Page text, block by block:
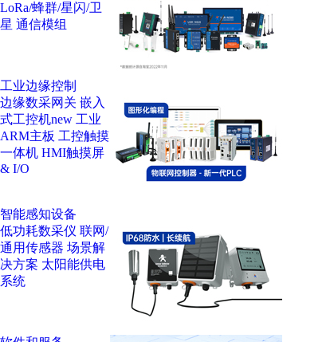
LoRa/蜂群/星闪/卫
星 通信模组
工业边缘控制
边缘数采网关 嵌入
式工控机new 工业
ARM主板 工控触摸
一体机 HMI触摸屏
& I/O
智能感知设备
低功耗数采仪 联网/
通用传感器 场景解
决方案 太阳能供电
系统